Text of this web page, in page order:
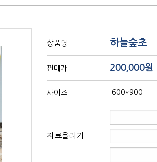
상품명 하늘숲초
판매가 200,000원
사이즈 600*900
자료올리기